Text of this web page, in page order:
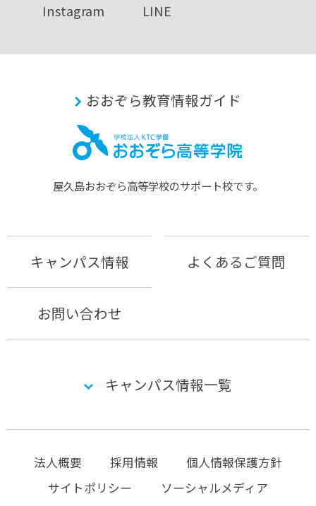
Instagram LINE
おおぞら教育情報ガイド
屋久島おおぞら⾼等学校のサポート校です。
キャンパス情報 よくあるご質問
お問い合わせ
キャンパス情報一覧
法人概要 採用情報
個人情報保護方針
サイトポリシー
ソーシャルメディア